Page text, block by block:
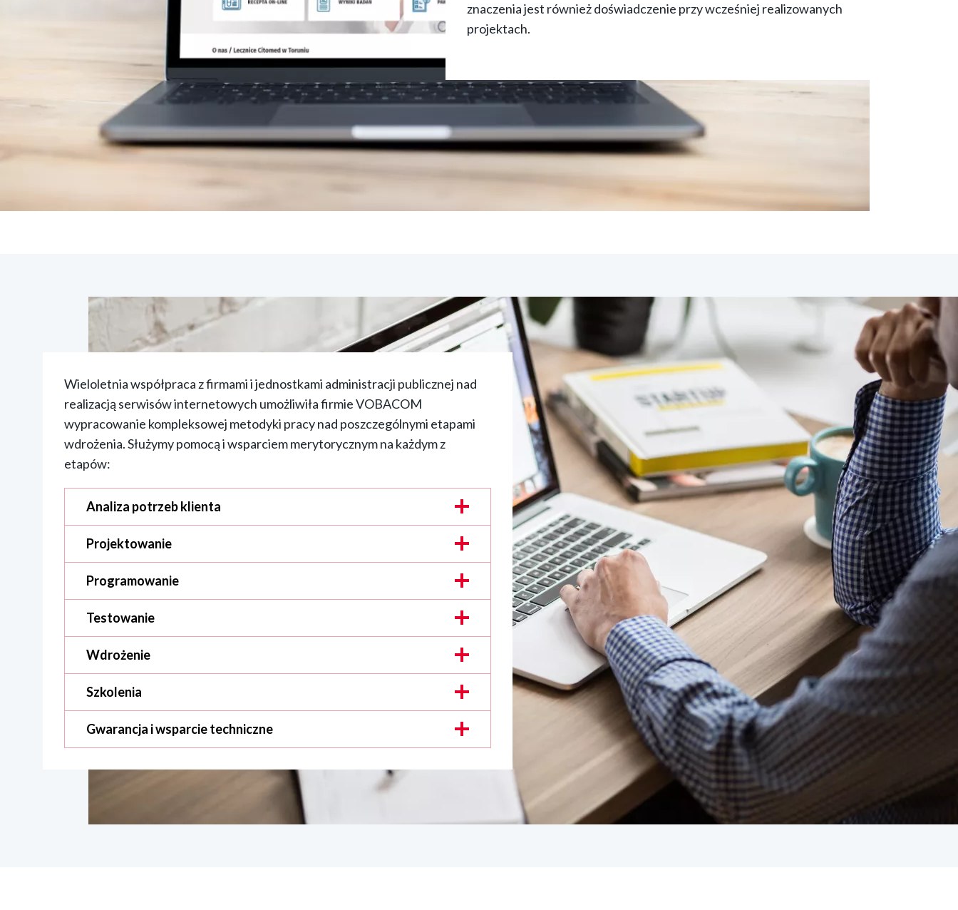
znaczenia jest również doświadczenie przy wcześniej realizowanych
projektach.
Wieloletnia współpraca z firmami i jednostkami administracji publicznej nad
realizacją serwisów internetowych umożliwiła firmie VOBACOM
wypracowanie kompleksowej metodyki pracy nad poszczególnymi etapami
wdrożenia. Służymy pomocą i wsparciem merytorycznym na każdym z
etapów:
Analiza potrzeb klienta
Projektowanie
Programowanie
Testowanie
Wdrożenie
Szkolenia
Gwarancja i wsparcie techniczne